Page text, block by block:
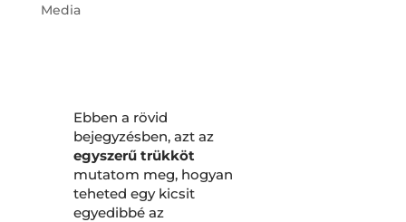
Media
Ebben a rövid
bejegyzésben, azt az
egyszerű trükköt
mutatom meg, hogyan
teheted egy kicsit
egyedibbé az